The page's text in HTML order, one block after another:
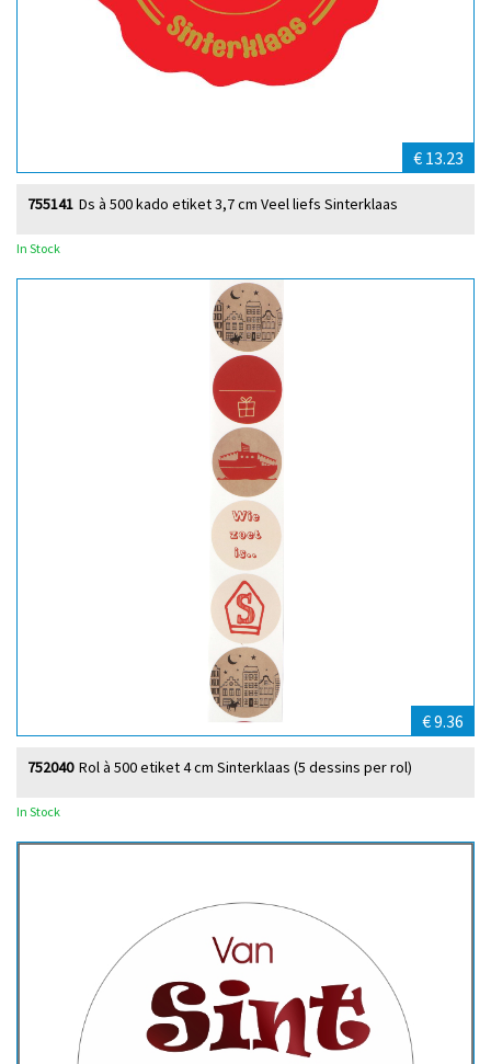
€ 13.23
Ds à 500 kado etiket 3,7 cm Veel liefs Sinterklaas
755141
In Stock
€ 9.36
Rol à 500 etiket 4 cm Sinterklaas (5 dessins per rol)
752040
In Stock